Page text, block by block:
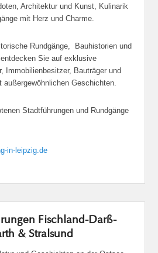
Architektur und Kunst, Kulinarik
mit Herz und Charme.
Rundgänge, Bauhistorien und
Sie auf exklusive
Immobilienbesitzer, Bauträger und
Geschichten.
Stadtführungen und Rundgänge
in-leipzig.de
Fischland-Darß-
& Stralsund